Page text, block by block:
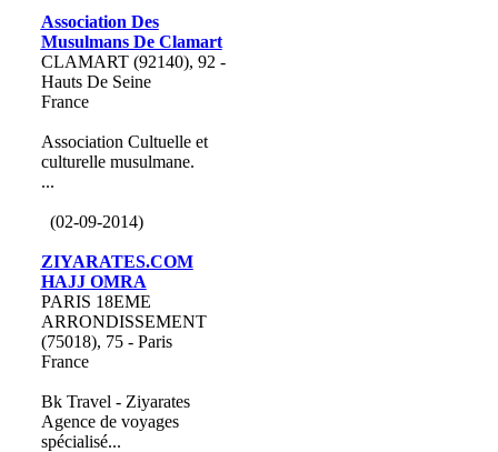
Association Des
Musulmans De Clamart
CLAMART (92140), 92 -
Hauts De Seine
France
Association Cultuelle et
culturelle musulmane.
...
(02-09-2014)
ZIYARATES.COM
HAJJ OMRA
PARIS 18EME
ARRONDISSEMENT
(75018), 75 - Paris
France
Bk Travel - Ziyarates
Agence de voyages
spécialisé...